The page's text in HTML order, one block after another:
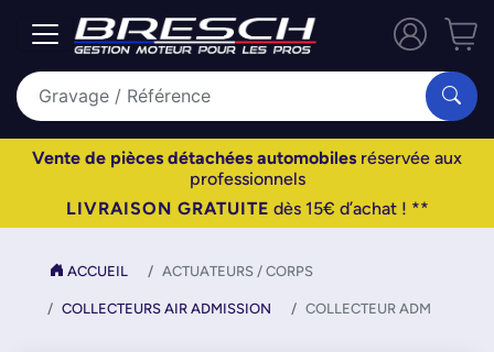
Vente de pièces détachées automobiles réservée aux
professionnels
LIVRAISON GRATUITE dès 15€ d’achat ! **
ACCUEIL ACTUATEURS / CORPS
COLLECTEURS AIR ADMISSION COLLECTEUR ADM